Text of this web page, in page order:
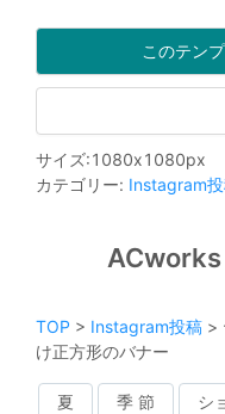
このテン
サイズ:1080x1080px
カテゴリー: Instagram
ACworks
TOP > Instagram投稿 >
け正方形のバナー
夏 季 節 シ